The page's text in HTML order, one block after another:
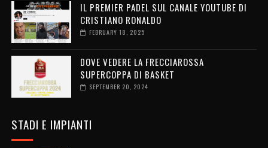
IL PREMIER PADEL SUL CANALE YOUTUBE DI
CRISTIANO RONALDO
FEBRUARY 18, 2025
DOVE VEDERE LA FRECCIAROSSA
SUPERCOPPA DI BASKET
SEPTEMBER 20, 2024
STADI E IMPIANTI